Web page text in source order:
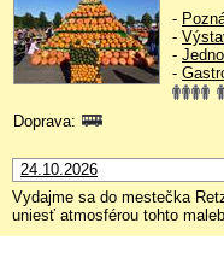
-
-
-
-
Doprava:
24.10.2026
Vydajme sa do mestečka
uniesť atmosférou tohto